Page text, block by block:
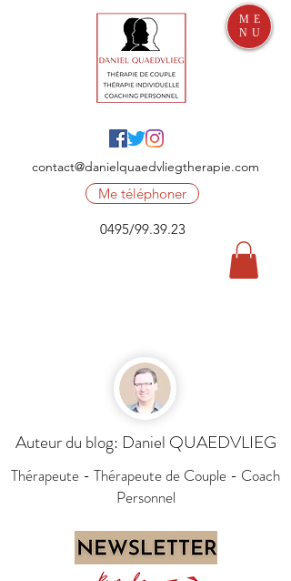
contact@danielquaedvliegtherapie.com
Me téléphoner
0495/99.39.23
ME
NU
Auteur du blog: Daniel QUAEDVLIEG
Thérapeute - Thérapeute de Couple - Coach
Personnel